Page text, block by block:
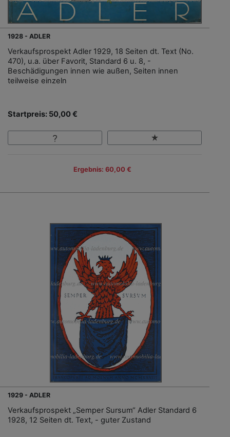
1928 - ADLER
Verkaufsprospekt Adler 1929, 18 Seiten dt. Text (No.
470), u.a. über Favorit, Standard 6 u. 8, -
Beschädigungen innen wie außen, Seiten innen
teilweise einzeln
Startpreis: 50,00 €
Ergebnis: 60,00 €
1929 - ADLER
Verkaufsprospekt „Semper Sursum“ Adler Standard 6
1928, 12 Seiten dt. Text, - guter Zustand